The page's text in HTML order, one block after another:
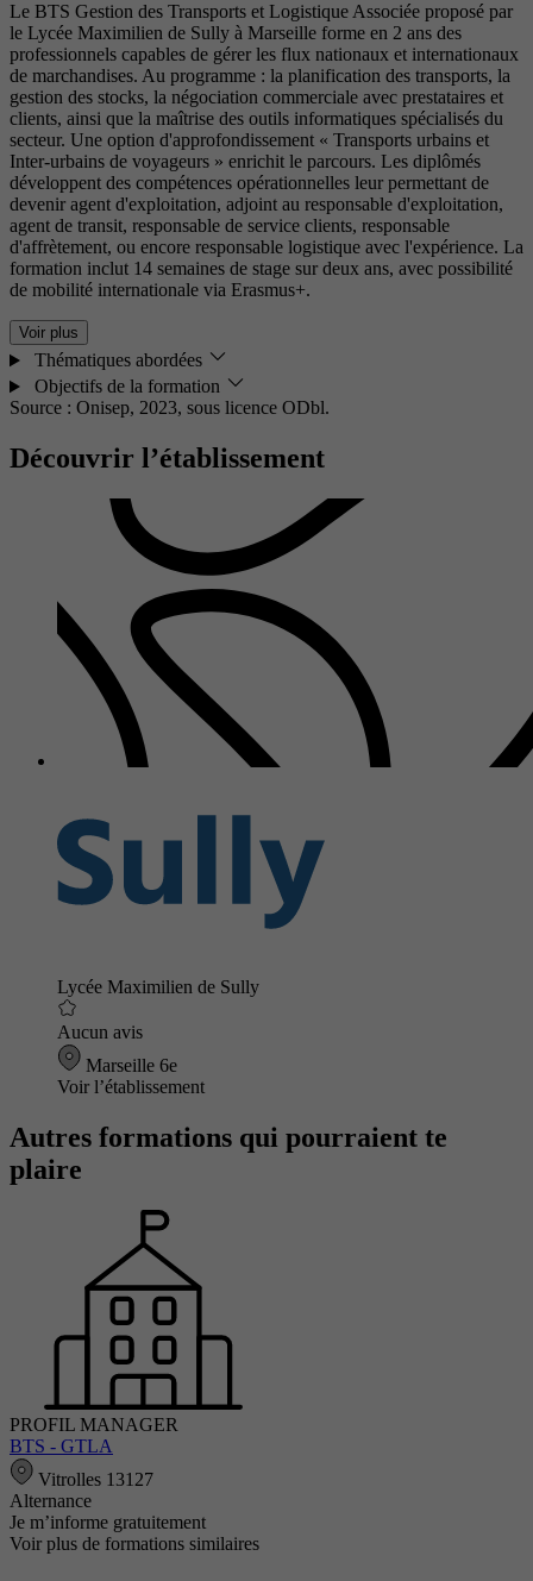
Le BTS Gestion des Transports et Logistique Associée proposé par
le Lycée Maximilien de Sully à Marseille forme en 2 ans des
professionnels capables de gérer les flux nationaux et internationaux
de marchandises. Au programme : la planification des transports, la
gestion des stocks, la négociation commerciale avec prestataires et
clients, ainsi que la maîtrise des outils informatiques spécialisés du
secteur. Une option d'approfondissement « Transports urbains et
Inter-urbains de voyageurs » enrichit le parcours. Les diplômés
développent des compétences opérationnelles leur permettant de
devenir agent d'exploitation, adjoint au responsable d'exploitation,
agent de transit, responsable de service clients, responsable
d'affrètement, ou encore responsable logistique avec l'expérience. La
formation inclut 14 semaines de stage sur deux ans, avec possibilité
de mobilité internationale via Erasmus+.
Voir plus
Thématiques abordées
Objectifs de la formation
Source : Onisep, 2023, sous licence ODbl.
Découvrir l’établissement
Lycée Maximilien de Sully
Aucun avis
Marseille 6e
Voir l’établissement
Autres formations qui pourraient te
plaire
PROFIL MANAGER
BTS - GTLA
Vitrolles 13127
Alternance
Je m’informe gratuitement
Voir plus de formations similaires